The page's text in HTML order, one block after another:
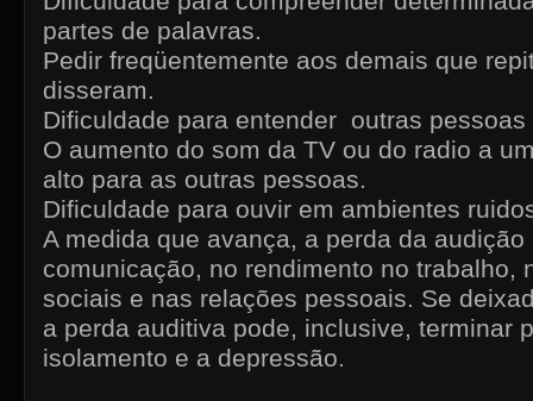
partes de palavras.
Pedir freqüentemente aos demais que
disseram.
Dificuldade para entender outras pessoas
O aumento do som da TV ou do radio a
alto para as outras pessoas.
Dificuldade para ouvir em ambientes
A medida que avança, a perda da
comunicação, no rendimento no trabalho,
sociais e nas relações pessoais. Se
a perda auditiva pode, inclusive, terminar
isolamento e a depressão.